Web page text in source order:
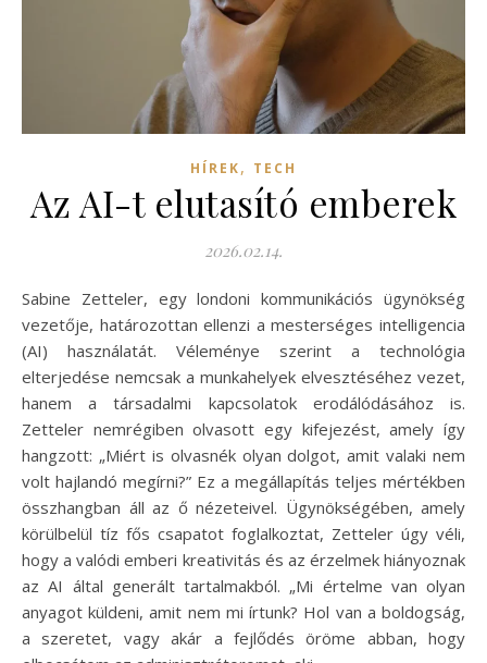
HÍREK, TECH
Az AI-t elutasító emberek
2026.02.14.
Sabine Zetteler, egy londoni kommunikációs ügynökség
vezetője, határozottan ellenzi a mesterséges intelligencia
(AI) használatát. Véleménye szerint a technológia
elterjedése nemcsak a munkahelyek elvesztéséhez vezet,
hanem a társadalmi kapcsolatok erodálódásához is.
Zetteler nemrégiben olvasott egy kifejezést, amely így
hangzott: „Miért is olvasnék olyan dolgot, amit valaki nem
volt hajlandó megírni?” Ez a megállapítás teljes mértékben
összhangban áll az ő nézeteivel. Ügynökségében, amely
körülbelül tíz fős csapatot foglalkoztat, Zetteler úgy véli,
hogy a valódi emberi kreativitás és az érzelmek hiányoznak
az AI által generált tartalmakból. „Mi értelme van olyan
anyagot küldeni, amit nem mi írtunk? Hol van a boldogság,
a szeretet, vagy akár a fejlődés öröme abban, hogy